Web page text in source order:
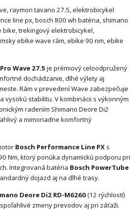
Wave 27.5 je prémiový celoodpružený
dochádzanie, dlhé výlety aj
Rám v prevedení Wave zabezpečuje
vysokú stabilitu. V kombinácii s výkonným
radením Shimano Deore Di2
a mimoriadne komfortný
Bosch Performance Line PX s
Nm, ktorý ponúka dynamickú podporu pri
Integrovaná batéria Bosch PowerTube
dojazd aj na dlhé trasy.
Deore Di2 RD-M6260(12 rýchlostí)
zmeny prevodov aj pri záťaži.